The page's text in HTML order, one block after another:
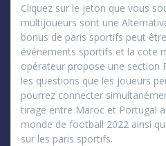
Cliquez sur le jeton que vous
multijoueurs sont une
bonus de paris sportifs peut
événements sportifs et la cote
opérateur propose une section
les questions que les joueurs
pourrez connecter
tirage entre Maroc et Portugal
monde de football 2022 ainsi
sur les paris sportifs.